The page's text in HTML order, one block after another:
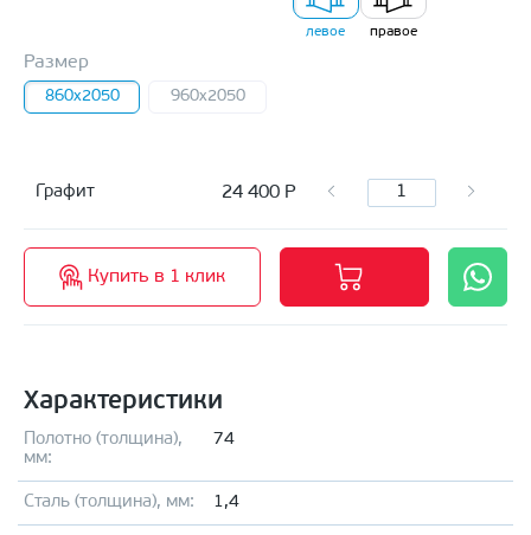
левое правое
Размер
860x2050 960x2050
Графит 24 400 Р
Купить в 1 клик
Характеристики
Полотно (толщина),
мм:
74
Сталь (толщина), мм: 1,4